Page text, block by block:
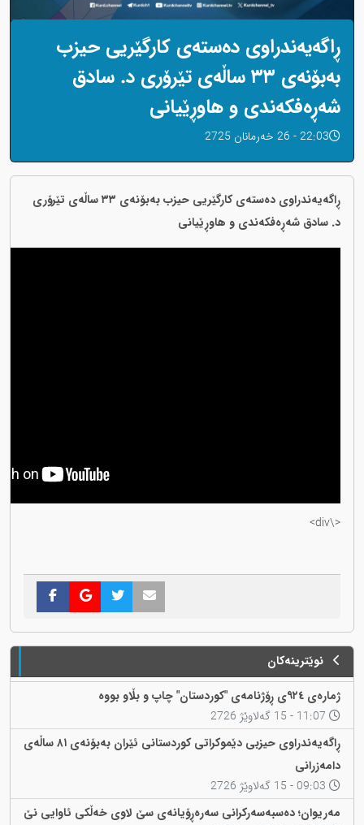
ڕاگەیەندراوی دەستەی کارگێریی حیزب
بەبۆنەی ٣٣ ساڵەی تێرۆری د. سادق
شەڕەفکەندی و هاوڕێیانی
22:03 - 26 خەرمانان 2725
ڕاگەیەندراوی دەستەی کارگێریی حیزب بەبۆنەی ٣٣ ساڵەی تێرۆری
د. سادق شەڕەفکەندی و هاوڕێیانی
<\div>
نوێترینەکان
ژمارەی ٩٢٤ی ڕۆژنامەی "کوردستان" چاپ و بڵاو بووە
ڕاگەیەندراوی حیزبی دێموکراتی کوردستانی ئێران بەبۆنەی ٨١ ساڵەی
دامەزرانی
مەریوان؛ دەسبەسەرکرانی سەرەڕۆیانەی سێ لاوی خەڵکی ئاوایی نێ